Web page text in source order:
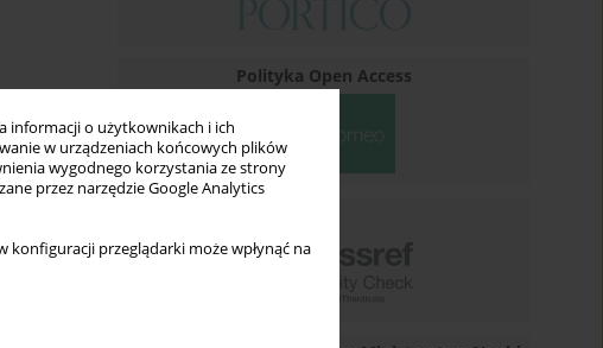
informacji o użytkownikach i ich
w urządzeniach końcowych plików
wygodnego korzystania ze strony
przez narzędzie Google Analytics
konfiguracji przeglądarki może wpłynąć na
Polityka Open Access